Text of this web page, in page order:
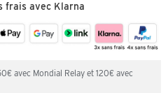
frais avec Klarna
avec Mondial Relay et 120€ avec